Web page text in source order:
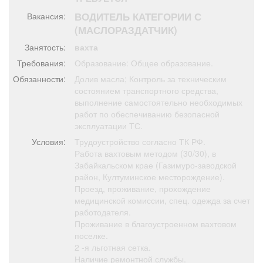
ТВ программа Я - пенсионер
Вакансия:
ВОДИТЕЛЬ КАТЕГОРИИ С
(МАСЛОРАЗДАТЧИК)
Занятость:
вахта
Требования:
Образование: Общее образование.
Обязанности:
Долив масла; Контроль за техническим
состоянием транспортного средства,
выполнение самостоятельно необходимых
работ по обеспечиванию безопасной
эксплуатации ТС.
Условия:
Трудоустройство согласно ТК РФ.
Работа вахтовым методом (30/30), в
Забайкальском крае (Газимуро-заводской
район, Култуминское месторождение).
Проезд, проживание, прохождение
медицинской комиссии, спец. одежда за счет
работодателя.
Проживание в благоустроенном вахтовом
поселке.
2 -я льготная сетка.
Наличие ремонтной службы.